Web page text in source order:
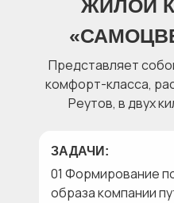
ЖИЛОЙ
Представляет
комфорт-класса,
Реутов, в двух
01 Формирование
образа компании
ЗАДАЧИ: